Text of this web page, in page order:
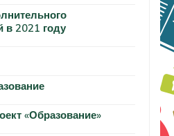
в 2021 году
«Образование»